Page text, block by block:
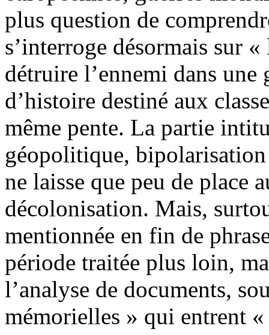
plus question de
s’interroge désormais sur
détruire l’ennemi dans une
d’histoire destiné aux
même pente. La partie
géopolitique,
ne laisse que peu de place
décolonisation. Mais,
mentionnée en fin de
période traitée plus loin,
l’analyse de documents,
mémorielles » qui entrent